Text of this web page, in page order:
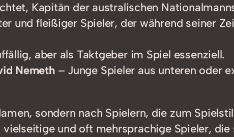
Kapitän der australischen
und fleißiger Spieler, der während seiner
aber als Taktgeber im Spiel essenziell.
Nemeth– Junge Spieler aus unteren oder
sondern nach Spielern, die zum
und oft mehrsprachige Spieler,